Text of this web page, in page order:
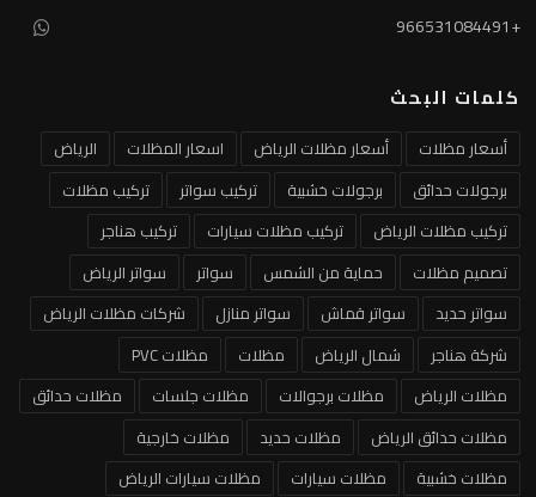
+966531084491
كلمات البحث
أسعار مظلات أسعار مظلات الرياض اسعار المظلات
الرياض
برجولات حدائق
برجولات خشبية تركيب سواتر
تركيب مظلات
تركيب مظلات الرياض
تركيب مظلات سيارات
تركيب هناجر
تصميم مظلات
حماية من الشمس سواتر
سواتر الرياض
سواتر حديد
سواتر قماش سواتر منازل
شركات مظلات الرياض
شركة هناجر
شمال الرياض مظلات
مظلات PVC
مظلات الرياض
مظلات برجوالات مظلات جلسات
مظلات حدائق
مظلات حدائق الرياض
مظلات حديد
مظلات خارجية
مظلات خشبية
مظلات سيارات مظلات سيارات الرياض